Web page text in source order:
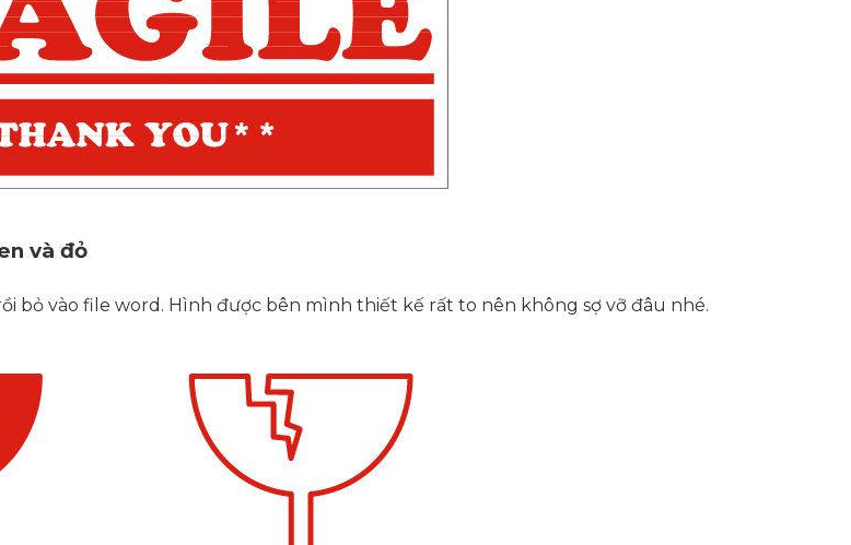
và đỏ
bỏ vào file word. Hình được bên mình thiết kế rất to nên không sợ vỡ đâu nhé.